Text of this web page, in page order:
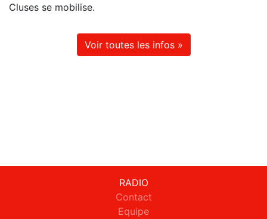
Cluses se mobilise.
Voir toutes les infos »
RADIO
Contact
Equipe